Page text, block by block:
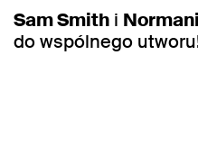
Sam Smith i Normani
do wspólnego